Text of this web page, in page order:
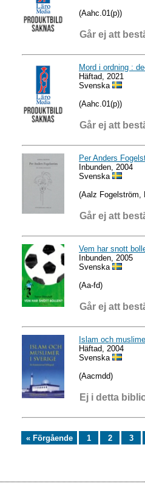
(Aahc.01(p))
Går ej att
Mord i ordning :
Häftad, 2021
Svenska
(Aahc.01(p))
Går ej att
Per Anders
Inbunden, 2004
Svenska
(Aalz Fogelström,
Går ej att
Vem har snott
Inbunden, 2005
Svenska
(Aa-fd)
Går ej att
Islam och
Häftad, 2004
Svenska
(Aacmdd)
Ej i detta
« Förgående 1 2 3